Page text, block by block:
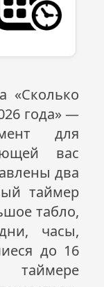
«Сколько
года» —
для
вас
два
таймер
табло,
часы,
до 16
таймере